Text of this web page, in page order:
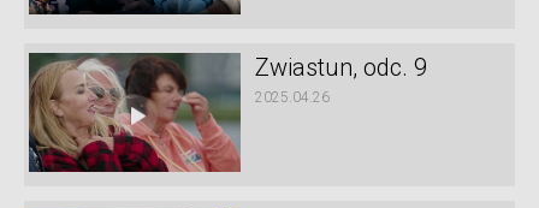
Zwiastun, odc. 9
2025.04.26